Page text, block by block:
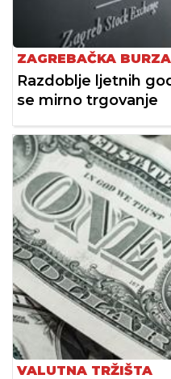
ZAGREBAČKA BURZA
Razdoblje ljetnih
se mirno trgovanje
VALUTNA TRŽIŠTA